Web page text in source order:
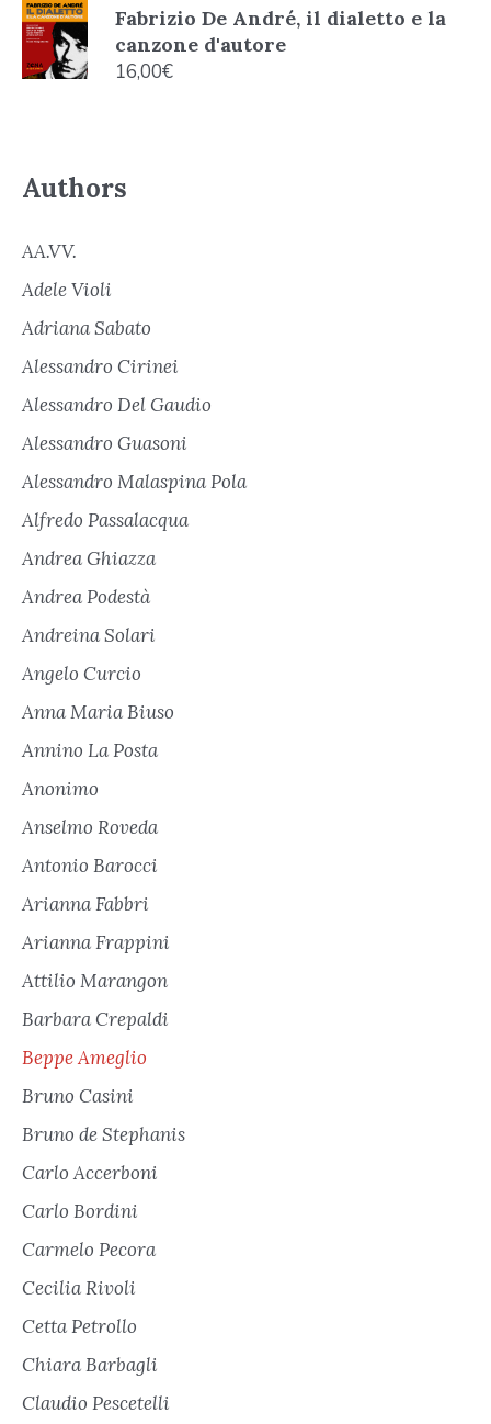
Fabrizio De André, il dialetto e la
canzone d'autore
16,00€
Authors
AA.VV.
Adele Violi
Adriana Sabato
Alessandro Cirinei
Alessandro Del Gaudio
Alessandro Guasoni
Alessandro Malaspina Pola
Alfredo Passalacqua
Andrea Ghiazza
Andrea Podestà
Andreina Solari
Angelo Curcio
Anna Maria Biuso
Annino La Posta
Anonimo
Anselmo Roveda
Antonio Barocci
Arianna Fabbri
Arianna Frappini
Attilio Marangon
Barbara Crepaldi
Beppe Ameglio
Bruno Casini
Bruno de Stephanis
Carlo Accerboni
Carlo Bordini
Carmelo Pecora
Cecilia Rivoli
Cetta Petrollo
Chiara Barbagli
Claudio Pescetelli